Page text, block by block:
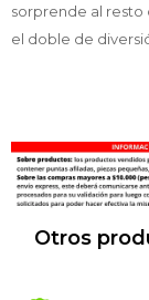
sorprende al resto
el doble de
Otros